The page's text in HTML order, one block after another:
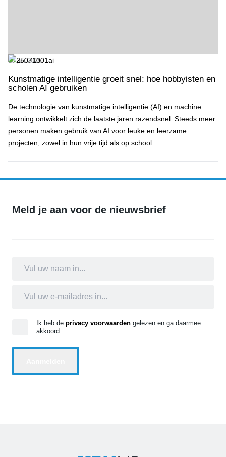
10 juli 2025
Kunstmatige intelligentie groeit snel: hoe hobbyisten en
scholen AI gebruiken
De technologie van kunstmatige intelligentie (AI) en machine
learning ontwikkelt zich de laatste jaren razendsnel. Steeds meer
personen maken gebruik van AI voor leuke en leerzame
projecten, zowel in hun vrije tijd als op school.
Meld je aan voor de nieuwsbrief
Ik heb de privacy voorwaarden gelezen en ga daarmee
akkoord.